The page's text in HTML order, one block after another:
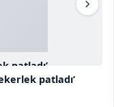
patladı’
patladı’